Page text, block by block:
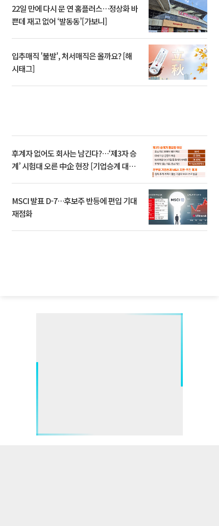
22일 만에 다시 문 연 홈플러스…정상화 바
쁜데 재고 없어 ‘발동동’[가보니]
입추매직 '불발', 처서매직은 올까요? [해
시태그]
후계자 없어도 회사는 남긴다?…‘제3자 승
계’ 시험대 오른 中企 현장 [기업승계 대전
MSCI 발표 D-7…후보주 반등에 편입 기대
재점화